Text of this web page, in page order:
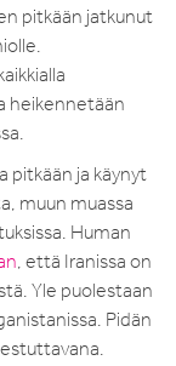
pitkään jatkunut
heikennetään
pitkään ja käynyt
muun muassa
Human
, että Iranissa on
Yle puolestaan
Pidän